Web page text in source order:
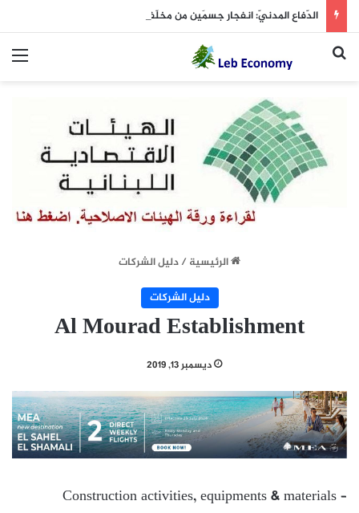
الدّفاع المدنيّ: انفجار جسمَين من مخلّفات الحرب وتضرّر بعض العتاد
بحث عن
الرئيسية/دليل الشركات
دليل الشركات
Al Mourad Establishment
ديسمبر 13, 2019
Construction activities, equipments & materials –